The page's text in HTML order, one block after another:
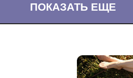
ПОКАЗАТЬ ЕЩЕ